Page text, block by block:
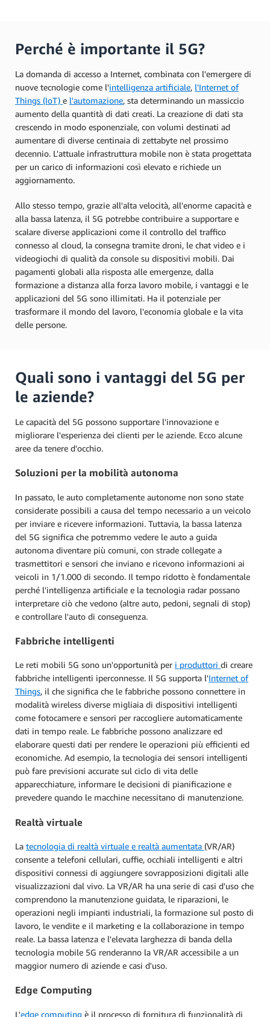
Perché è importante il 5G?
La domanda di accesso a Internet, combinata con l'emergere di
nuove tecnologie come l'intelligenza artificiale, l'Internet of
Things (IoT) e l'automazione, sta determinando un massiccio
aumento della quantità di dati creati. La creazione di dati sta
crescendo in modo esponenziale, con volumi destinati ad
aumentare di diverse centinaia di zettabyte nel prossimo
decennio. L'attuale infrastruttura mobile non è stata progettata
per un carico di informazioni così elevato e richiede un
aggiornamento.
Allo stesso tempo, grazie all'alta velocità, all'enorme capacità e
alla bassa latenza, il 5G potrebbe contribuire a supportare e
scalare diverse applicazioni come il controllo del traffico
connesso al cloud, la consegna tramite droni, le chat video e i
videogiochi di qualità da console su dispositivi mobili. Dai
pagamenti globali alla risposta alle emergenze, dalla
formazione a distanza alla forza lavoro mobile, i vantaggi e le
applicazioni del 5G sono illimitati. Ha il potenziale per
trasformare il mondo del lavoro, l'economia globale e la vita
delle persone.
Quali sono i vantaggi del 5G per
le aziende?
Le capacità del 5G possono supportare l'innovazione e
migliorare l'esperienza dei clienti per le aziende. Ecco alcune
aree da tenere d'occhio.
Soluzioni per la mobilità autonoma
In passato, le auto completamente autonome non sono state
considerate possibili a causa del tempo necessario a un veicolo
per inviare e ricevere informazioni. Tuttavia, la bassa latenza
del 5G significa che potremmo vedere le auto a guida
autonoma diventare più comuni, con strade collegate a
trasmettitori e sensori che inviano e ricevono informazioni ai
veicoli in 1/1.000 di secondo. Il tempo ridotto è fondamentale
perché l'intelligenza artificiale e la tecnologia radar possano
interpretare ciò che vedono (altre auto, pedoni, segnali di stop)
e controllare l'auto di conseguenza.
Fabbriche intelligenti
Le reti mobili 5G sono un'opportunità per i produttori di creare
fabbriche intelligenti iperconnesse. Il 5G supporta l'Internet of
Things, il che significa che le fabbriche possono connettere in
modalità wireless diverse migliaia di dispositivi intelligenti
come fotocamere e sensori per raccogliere automaticamente
dati in tempo reale. Le fabbriche possono analizzare ed
elaborare questi dati per rendere le operazioni più efficienti ed
economiche. Ad esempio, la tecnologia dei sensori intelligenti
può fare previsioni accurate sul ciclo di vita delle
apparecchiature, informare le decisioni di pianificazione e
prevedere quando le macchine necessitano di manutenzione.
Realtà virtuale
La tecnologia di realtà virtuale e realtà aumentata (VR/AR)
consente a telefoni cellulari, cuffie, occhiali intelligenti e altri
dispositivi connessi di aggiungere sovrapposizioni digitali alle
visualizzazioni dal vivo. La VR/AR ha una serie di casi d'uso che
comprendono la manutenzione guidata, le riparazioni, le
operazioni negli impianti industriali, la formazione sul posto di
lavoro, le vendite e il marketing e la collaborazione in tempo
reale. La bassa latenza e l'elevata larghezza di banda della
tecnologia mobile 5G renderanno la VR/AR accessibile a un
maggior numero di aziende e casi d'uso.
Edge Computing
L'edge computing è il processo di fornitura di funzionalità di